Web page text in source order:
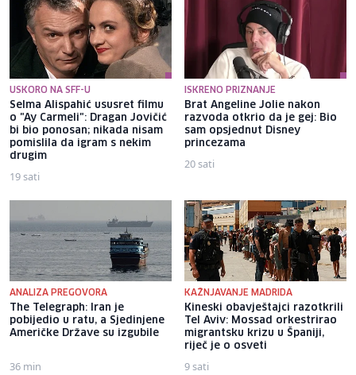
USKORO NA SFF-U
Selma Alispahić ususret filmu
o "Ay Carmeli": Dragan Jovičić
bi bio ponosan; nikada nisam
pomislila da igram s nekim
drugim
19 sati
ISKRENO PRIZNANJE
Brat Angeline Jolie nakon
razvoda otkrio da je gej: Bio
sam opsjednut Disney
princezama
20 sati
ANALIZA PREGOVORA
The Telegraph: Iran je
pobijedio u ratu, a Sjedinjene
Američke Države su izgubile
36 min
KAŽNJAVANJE MADRIDA
Kineski obavještajci razotkrili
Tel Aviv: Mossad orkestrirao
migrantsku krizu u Španiji,
riječ je o osveti
9 sati